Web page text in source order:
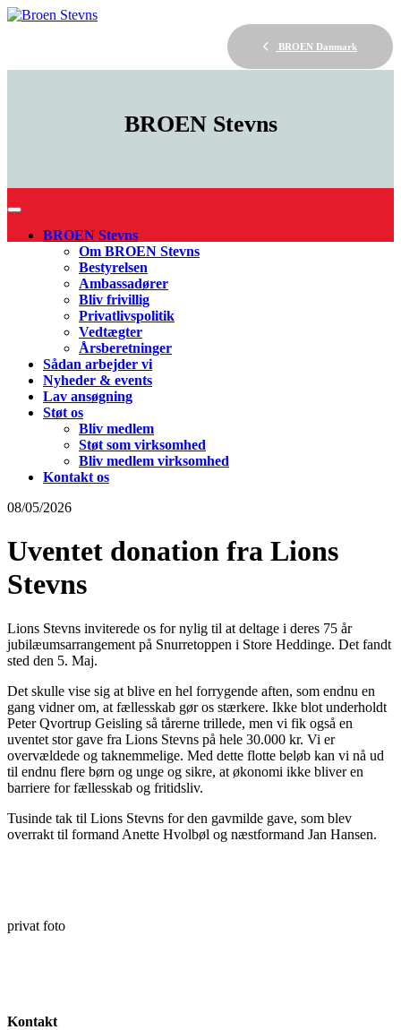
BROEN Danmark
BROENStevns
BROEN Stevns
Om BROEN Stevns
Bestyrelsen
Ambassadører
Bliv frivillig
Privatlivspolitik
Vedtægter
Årsberetninger
Sådan arbejder vi
Nyheder & events
Lav ansøgning
Støt os
Bliv medlem
Støt som virksomhed
Bliv medlem virksomhed
Kontakt os
08/05/2026
Uventet donation fra Lions
Stevns
Lions Stevns inviterede os for nylig til at deltage i deres 75 år
jubilæumsarrangement på Snurretoppen i Store Heddinge. Det fandt
sted den 5. Maj.
Det skulle vise sig at blive en hel forrygende aften, som endnu en
gang vidner om, at fællesskab gør os stærkere. Ikke blot underholdt
Peter Qvortrup Geisling så tårerne trillede, men vi fik også en
uventet stor gave fra Lions Stevns på hele 30.000 kr. Vi er
overvældede og taknemmelige. Med dette flotte beløb kan vi nå ud
til endnu flere børn og unge og sikre, at økonomi ikke bliver en
barriere for fællesskab og fritidsliv.
Tusinde tak til Lions Stevns for den gavmilde gave, som blev
overrakt til formand Anette Hvolbøl og næstformand Jan Hansen.
privat foto
Kontakt